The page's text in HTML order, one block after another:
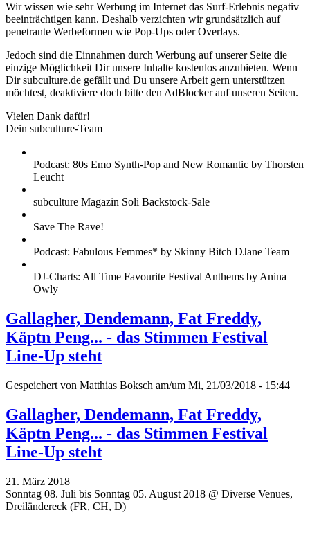
Wir wissen wie sehr Werbung im Internet das Surf-Erlebnis negativ
beeinträchtigen kann. Deshalb verzichten wir grundsätzlich auf
penetrante Werbeformen wie Pop-Ups oder Overlays.
Jedoch sind die Einnahmen durch Werbung auf unserer Seite die
einzige Möglichkeit Dir unsere Inhalte kostenlos anzubieten. Wenn
Dir subculture.de gefällt und Du unsere Arbeit gern unterstützen
möchtest, deaktiviere doch bitte den AdBlocker auf unseren Seiten.
Vielen Dank dafür!
Dein subculture-Team
Podcast: 80s Emo Synth-Pop and New Romantic by Thorsten
Leucht
subculture Magazin Soli Backstock-Sale
Save The Rave!
Podcast: Fabulous Femmes* by Skinny Bitch DJane Team
DJ-Charts: All Time Favourite Festival Anthems by Anina
Owly
Gallagher, Dendemann, Fat Freddy,
Käptn Peng... - das Stimmen Festival
Line-Up steht
Gespeichert von Matthias Boksch am/um Mi, 21/03/2018 - 15:44
Gallagher, Dendemann, Fat Freddy,
Käptn Peng... - das Stimmen Festival
Line-Up steht
21. März 2018
Sonntag 08. Juli bis Sonntag 05. August 2018 @ Diverse Venues,
Dreiländereck (FR, CH, D)